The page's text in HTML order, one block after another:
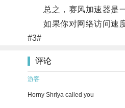
总之，赛风加速器是一
如果你对网络访问速度
#3#
评论
游客
Horny Shriya called you